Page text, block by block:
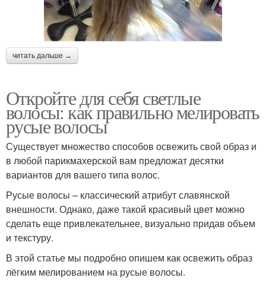
читать дальше →
Откройте для себя светлые
волосы: как правильно мелировать
русые волосы
Существует множество способов освежить свой образ и
в любой парикмахерской вам предложат десятки
вариантов для вашего типа волос.
Русые волосы – классический атрибут славянской
внешности. Однако, даже такой красивый цвет можно
сделать еще привлекательнее, визуально придав объем
и текстуру.
В этой статье мы подробно опишем как освежить образ
лёгким мелированием на русые волосы.